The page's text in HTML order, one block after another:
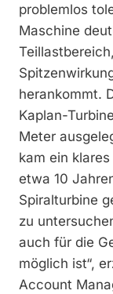
problemlos
Maschine
herankommt.
Kaplan-
Meter
kam ein
etwa 10
Spiralturbine
zu
auch für die
möglich ist“,
Account